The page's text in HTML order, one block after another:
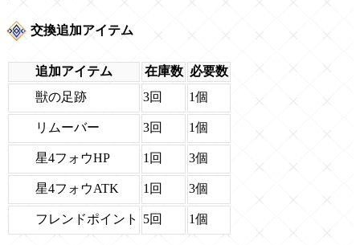
交換追加アイテム
追加アイテム 在庫数 必要数
獣の足跡
3回 1個
リムーバー 3回 1個
星4フォウHP 1回 3個
星4フォウATK 1回 3個
フレンドポイント 5回 1個